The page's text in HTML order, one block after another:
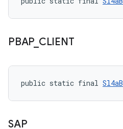
PBAP_ CLIENT
public static final
SAP